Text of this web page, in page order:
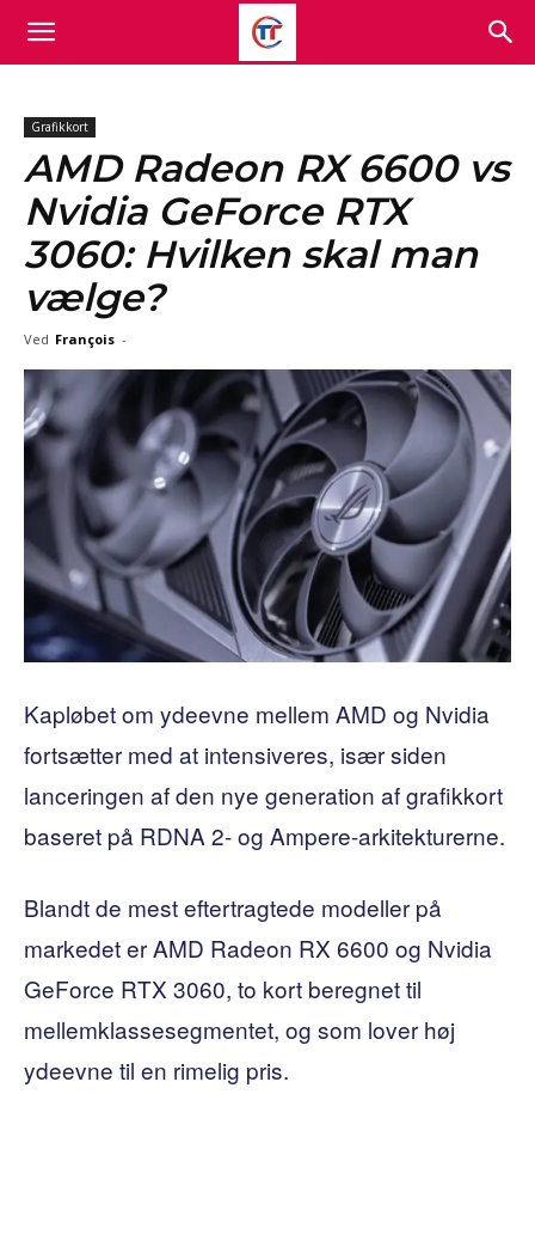
Grafikkort
AMD Radeon RX 6600 vs
Nvidia GeForce RTX
3060: Hvilken skal man
vælge?
Ved François -
Kapløbet om ydeevne mellem AMD og Nvidia
fortsætter med at intensiveres, især siden
lanceringen af ​​den nye generation af grafikkort
baseret på RDNA 2- og Ampere-arkitekturerne.
Blandt de mest eftertragtede modeller på
markedet er AMD Radeon RX 6600 og Nvidia
GeForce RTX 3060, to kort beregnet til
mellemklassesegmentet, og som lover høj
ydeevne til en rimelig pris.